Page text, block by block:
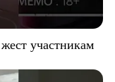
участникам